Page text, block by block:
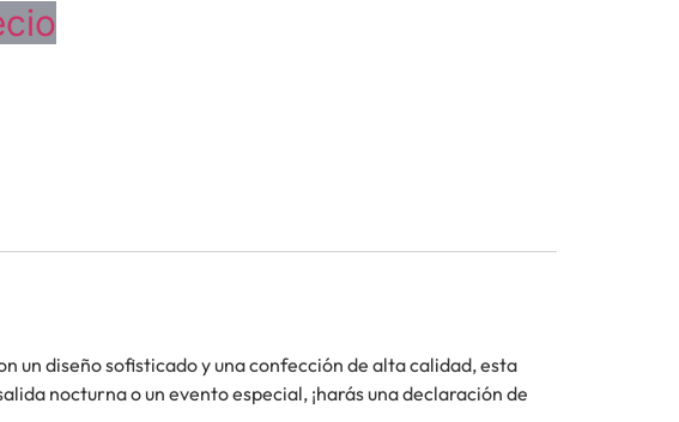
un diseño sofisticado y una confección de alta calidad, esta
nocturna o un evento especial, ¡harás una declaración de